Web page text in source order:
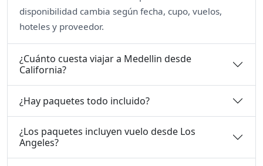
disponibilidad cambia según fecha, cupo, vuelos,
hoteles y proveedor.
¿Cuánto cuesta viajar a Medellin desde
California?
¿Hay paquetes todo incluido?
¿Los paquetes incluyen vuelo desde Los
Angeles?